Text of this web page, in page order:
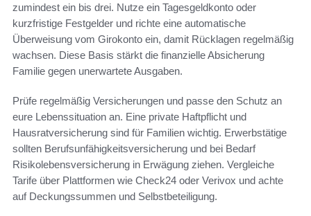
zumindest ein bis drei. Nutze ein Tagesgeldkonto oder
kurzfristige Festgelder und richte eine automatische
Überweisung vom Girokonto ein, damit Rücklagen regelmäßig
wachsen. Diese Basis stärkt die finanzielle Absicherung
Familie gegen unerwartete Ausgaben.
Prüfe regelmäßig Versicherungen und passe den Schutz an
eure Lebenssituation an. Eine private Haftpflicht und
Hausratversicherung sind für Familien wichtig. Erwerbstätige
sollten Berufsunfähigkeitsversicherung und bei Bedarf
Risikolebensversicherung in Erwägung ziehen. Vergleiche
Tarife über Plattformen wie Check24 oder Verivox und achte
auf Deckungssummen und Selbstbeteiligung.